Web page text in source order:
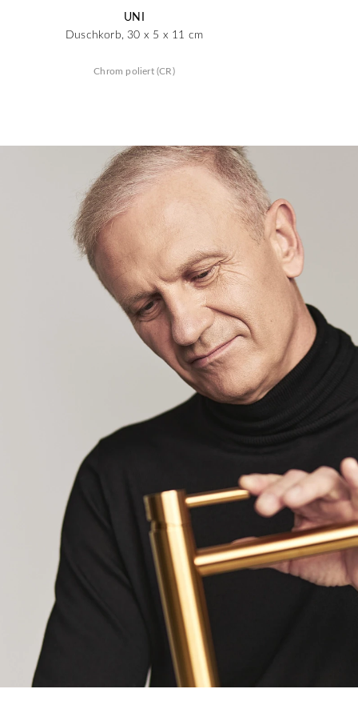
UNI
Duschkorb, 30 x 5 x 11 cm
Chrom poliert (CR)